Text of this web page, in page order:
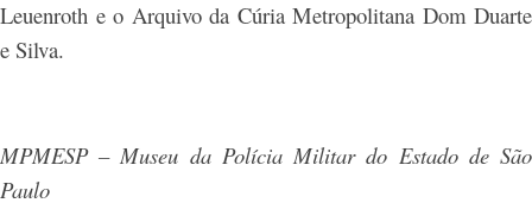
Leuenroth e o Arquivo da Cúria Metropolitana Dom Duarte
e Silva.
MPMESP – Museu da Polícia Militar do Estado de São
Paulo